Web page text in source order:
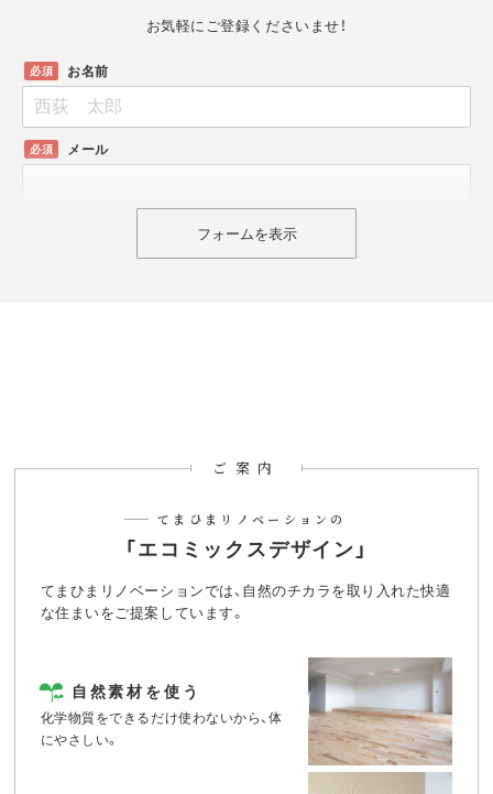
お気軽にご登録くださいませ！
お名前
メール
駅看板
Facebook X LINE
SUUMO以外のポータルサイト
覚えていない
その他
フォームを表示
ご案内
てまひまリノベーションの
「エコミックスデザイン」
てまひまリノベーションでは、自然のチカラを取り入れた快適
な住まいをご提案しています。
自然素材を使う
化学物質をできるだけ使わないから、体
にやさしい。